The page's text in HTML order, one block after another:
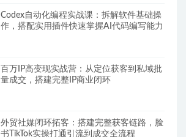
Codex自动化编程实战课：拆解软件基础操
作，搭配实用插件快速掌握AI代码编写能力
百万IP高变现实战营：从定位获客到私域批
量成交，搭建完整IP商业闭环
外贸社媒闭环拓客：搭建完整获客链路，脸
书TikTok实操打通引流到成交全流程